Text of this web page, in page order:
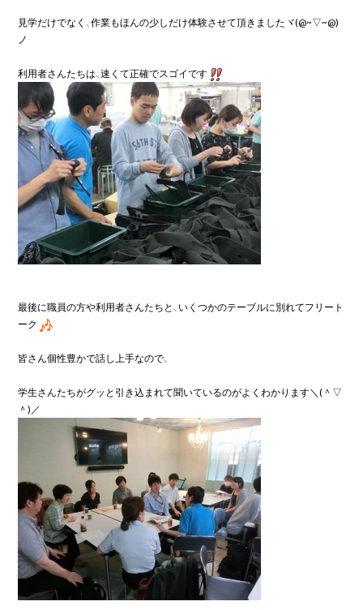
見学だけでなく、作業もほんの少しだけ体験させて頂きましたヾ(@~▽~@)
ノ
利用者さんたちは、速くて正確でスゴイです
最後に職員の方や利用者さんたちと、いくつかのテーブルに別れてフリート
ーク
皆さん個性豊かで話し上手なので、
学生さんたちがグッと引き込まれて聞いているのがよくわかります＼(＾▽